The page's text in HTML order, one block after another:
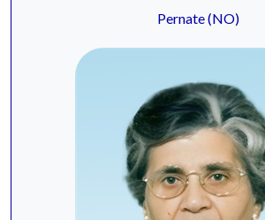
Pernate (NO)